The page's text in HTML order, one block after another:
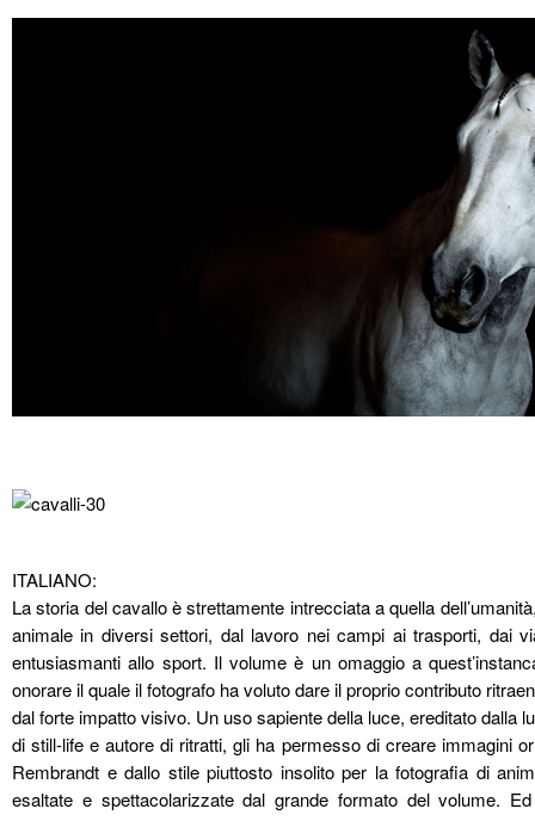
ITALIANO:
La storia del cavallo è strettamente intrecciata a quella
animale in diversi settori, dal lavoro nei campi ai trasporti, dai
entusiasmanti allo sport. Il volume è un omaggio a
onorare il quale il fotografo ha voluto dare il proprio contributo
dal forte impatto visivo. Un uso sapiente della luce, ereditato dalla
di still-life e autore di ritratti, gli ha permesso di creare immagini
Rembrandt e dallo stile piuttosto insolito per la fotografia di
esaltate e spettacolarizzate dal grande formato del volume.